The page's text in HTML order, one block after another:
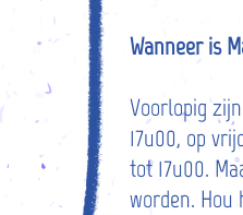
Wanneer is
Voorlopig
17u00, op
tot 17u00.
worden. Hou